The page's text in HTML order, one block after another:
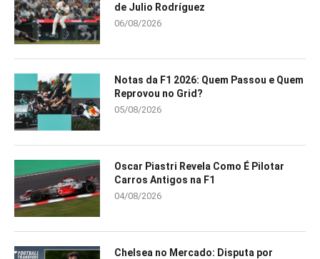
de Julio Rodríguez
06/08/2026
Notas da F1 2026: Quem Passou e Quem
Reprovou no Grid?
05/08/2026
Oscar Piastri Revela Como É Pilotar
Carros Antigos na F1
04/08/2026
Chelsea no Mercado: Disputa por